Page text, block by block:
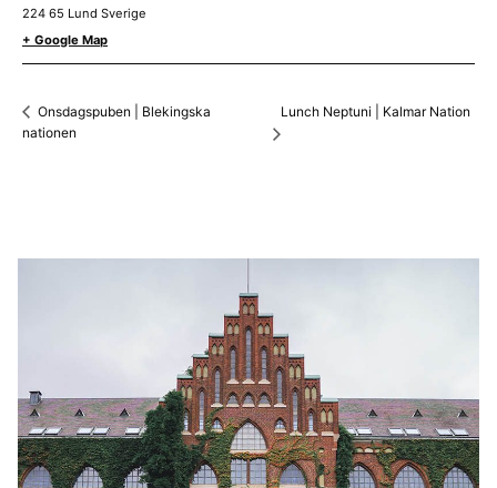
224 65 Lund Sverige
+ Google Map
Onsdagspuben | Blekingska
nationen
Lunch Neptuni | Kalmar Nation